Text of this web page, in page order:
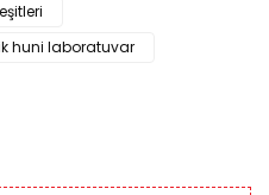
huni laboratuvar